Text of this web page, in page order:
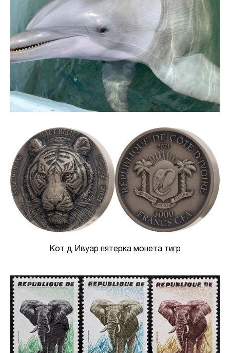
Кот д Ивуар пятерка монета тигр